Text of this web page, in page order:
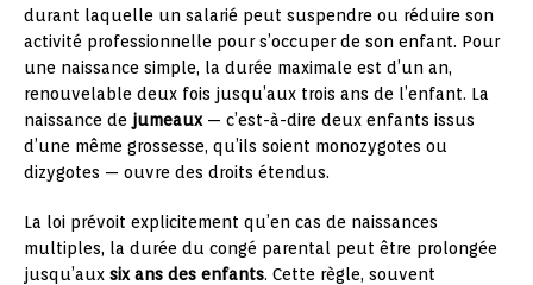
durant laquelle un salarié peut suspendre ou réduire son
activité professionnelle pour s’occuper de son enfant. Pour
une naissance simple, la durée maximale est d’un an,
renouvelable deux fois jusqu’aux trois ans de l’enfant. La
naissance de jumeaux— c’est-à-dire deux enfants issus
d’une même grossesse, qu’ils soient monozygotes ou
dizygotes — ouvre des droits étendus.
La loi prévoit explicitement qu’en cas de naissances
multiples, la durée du congé parental peut être prolongée
jusqu’aux six ans des enfants. Cette règle, souvent